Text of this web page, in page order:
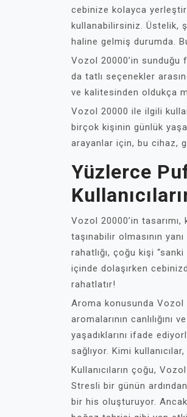
cebinize kolayca
kullanabilirsiniz. Üstelik,
haline gelmiş durumda.
Vozol 20000’in sunduğu
da tatlı seçenekler
ve kalitesinden oldukça
Vozol 20000 ile ilgili
birçok kişinin günlük
arayanlar için, bu cihaz,
Yüzlerce
Vozol 20000’in
taşınabilir olmasının
rahatlığı, çoğu kişi
içinde dolaşırken
rahatlatır!
Aroma konusunda Vozol
aromalarının
yaşadıklarını ifade
sağlıyor. Kimi
Kullanıcıların çoğu,
Stresli bir günün
bir his oluşturuyor.